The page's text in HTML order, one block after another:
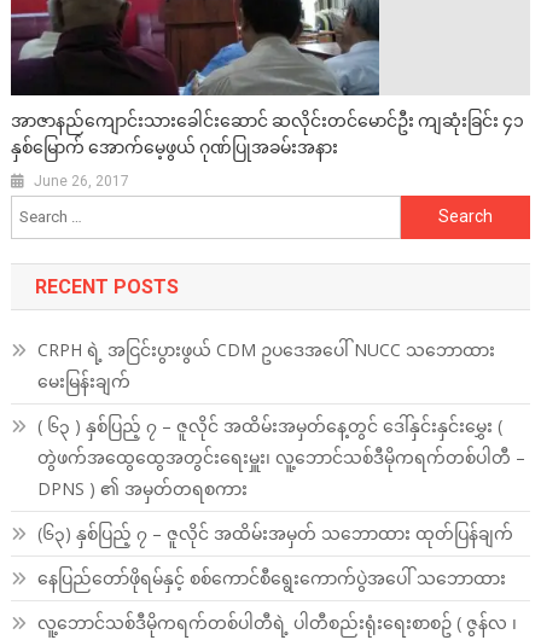
အာဇာနည်ကျောင်းသားခေါင်းဆောင် ဆလိုင်းတင်မောင်ဦး ကျဆုံးခြင်း ၄၁
နှစ်မြောက် အောက်မေ့ဖွယ် ဂုဏ်ပြုအခမ်းအနား
June 26, 2017
Search
for:
RECENT POSTS
CRPH ရဲ့ အငြင်းပွားဖွယ် CDM ဥပဒေအပေါ် NUCC သဘောထား
မေးမြန်းချက်
( ၆၃ ) နှစ်ပြည့် ၇ – ဇူလိုင် အထိမ်းအမှတ်နေ့တွင် ဒေါ်နှင်းနှင်းမွှေး (
တွဲဖက်အထွေထွေအတွင်းရေးမှူး၊ လူ့ဘောင်သစ်ဒီမိုကရက်တစ်ပါတီ –
DPNS ) ၏ အမှတ်တရစကား
(၆၃) နှစ်ပြည့် ၇ – ဇူလိုင် အထိမ်းအမှတ် သဘောထား ထုတ်ပြန်ချက်
နေပြည်တော်ဖိုရမ်နှင့် စစ်ကောင်စီရွေးကောက်ပွဲအပေါ် သဘောထား
လူ့ဘောင်သစ်ဒီမိုကရက်တစ်ပါတီရဲ့ ပါတီစည်းရုံးရေးစာစဥ် ( ဇွန်လ ၊